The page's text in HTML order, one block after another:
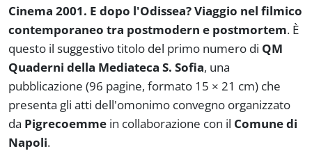
Cinema 2001. E dopo l'Odissea? Viaggio nel filmico
contemporaneo tra postmodern e postmortem. È
questo il suggestivo titolo del primo numero di QM
Quaderni della Mediateca S. Sofia, una
pubblicazione (96 pagine, formato 15 × 21 cm) che
presenta gli atti dell'omonimo convegno organizzato
da Pigrecoemme in collaborazione con il Comune di
Napoli.